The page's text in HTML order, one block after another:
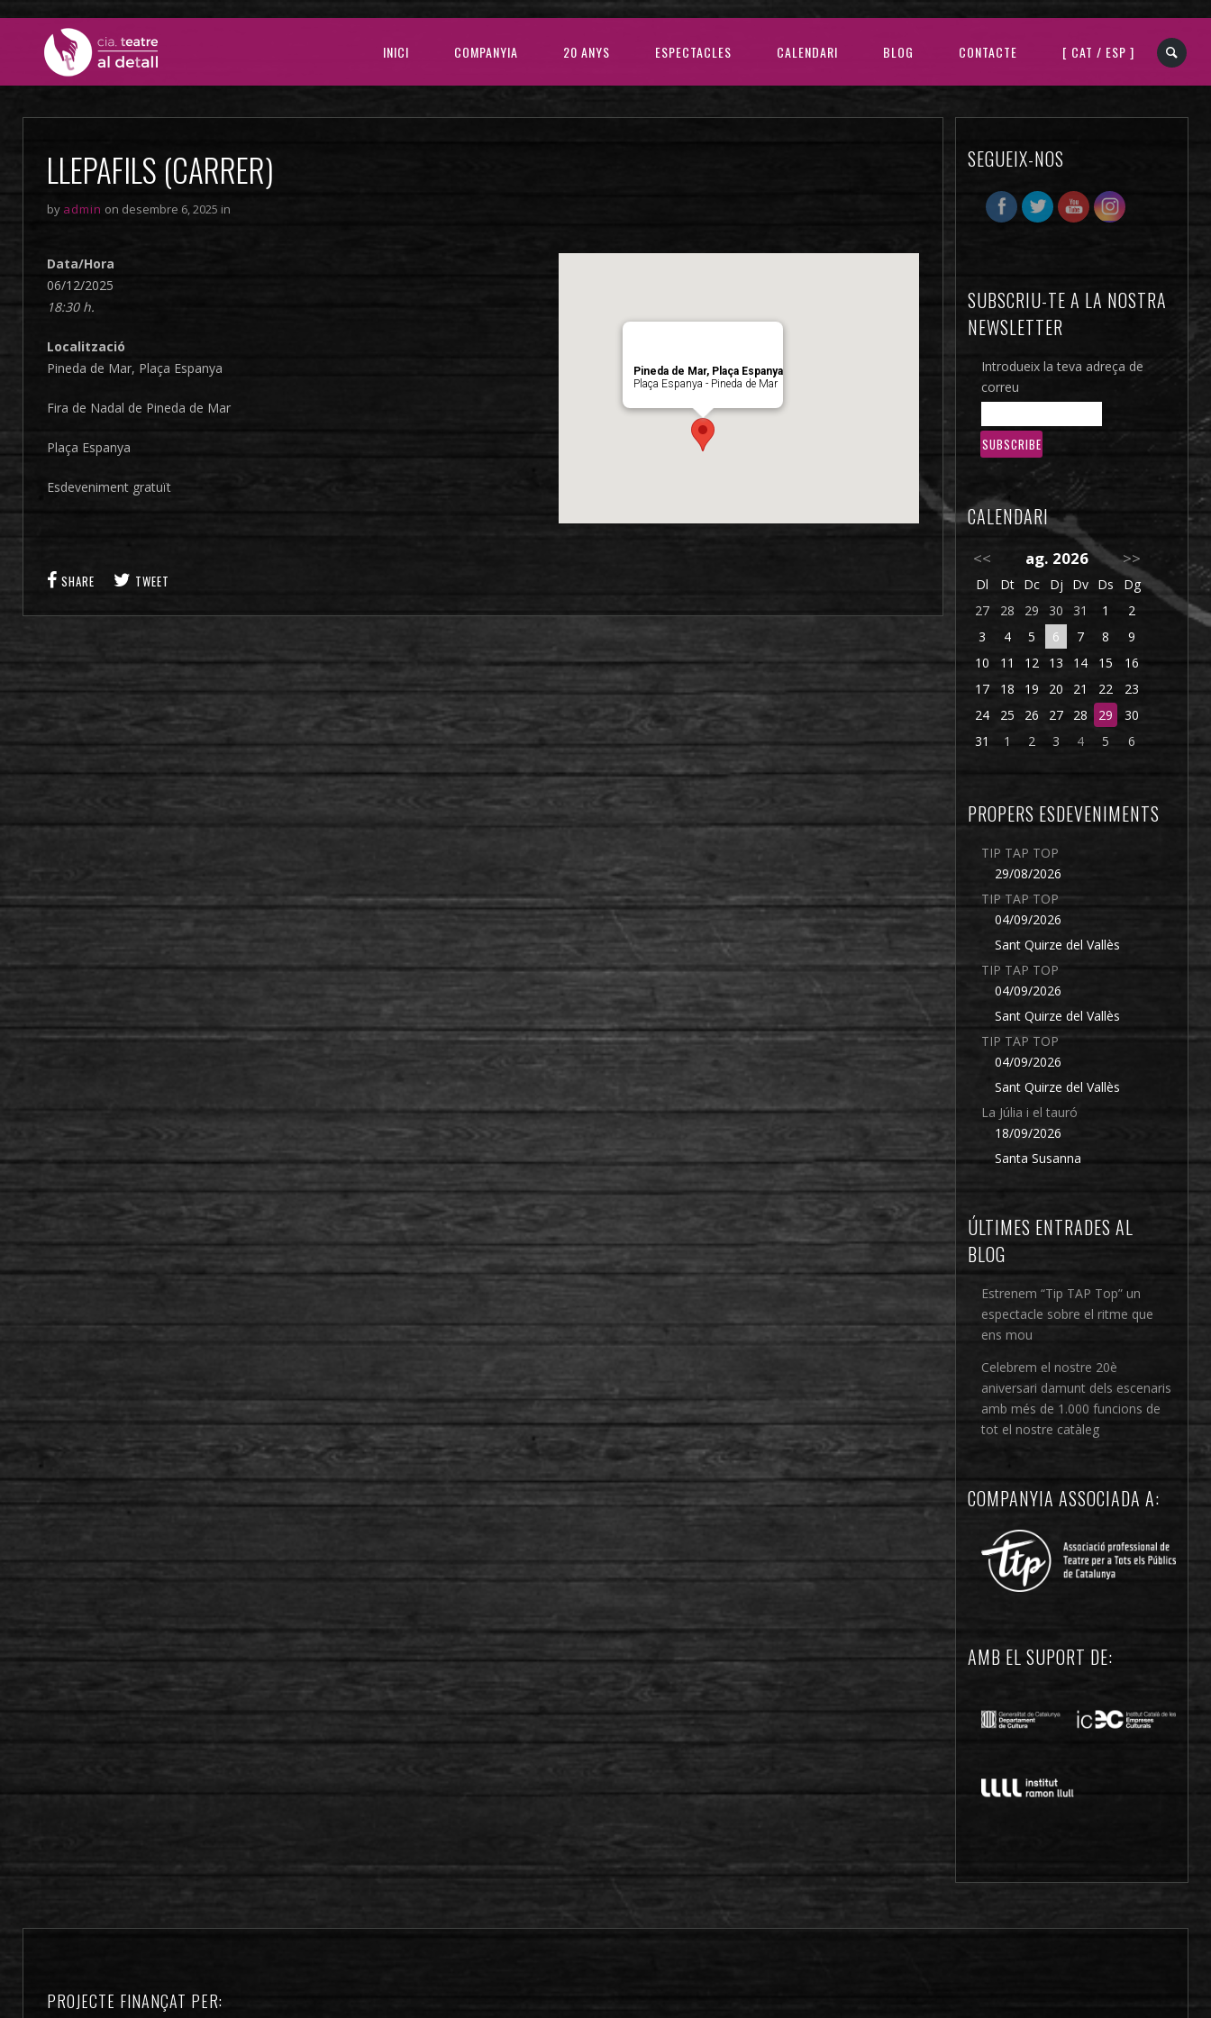
INICI COMPANYIA 20 ANYS ESPECTACLES CALENDARI BLOG CONTACTE [ CAT / ESP ]
LLEPAFILS (CARRER)
by admin on desembre 6, 2025 in
Pineda de Mar, Plaça Espanya
Plaça Espanya - Pineda de Mar
Data/Hora
06/12/2025
18:30 h.
Localització
Pineda de Mar, Plaça Espanya
Fira de Nadal de Pineda de Mar
Plaça Espanya
Esdeveniment gratuït
SHARE TWEET
SEGUEIX-NOS
SUBSCRIU-TE A LA NOSTRA
NEWSLETTER
Introdueix la teva adreça de
correu
CALENDARI
<< ag. 2026 >>
Dl Dt Dc Dj Dv Ds
Dg
27
28 29 30 31 1
2
3
4 5 6 7 8
9
10
11 12 13 14 15
16
17
18 19 20 21 22
23
24
25 26 27 28 29
30
31
1 2 3 4 5 6
PROPERS ESDEVENIMENTS
TIP TAP TOP
29/08/2026
TIP TAP TOP
04/09/2026
Sant Quirze del Vallès
TIP TAP TOP
04/09/2026
Sant Quirze del Vallès
TIP TAP TOP
04/09/2026
Sant Quirze del Vallès
La Júlia i el tauró
18/09/2026
Santa Susanna
ÚLTIMES ENTRADES AL
BLOG
Estrenem “Tip TAP Top” un
espectacle sobre el ritme que
ens mou
Celebrem el nostre 20è
aniversari damunt dels escenaris
amb més de 1.000 funcions de
tot el nostre catàleg
COMPANYIA ASSOCIADA A:
AMB EL SUPORT DE:
PROJECTE FINANÇAT PER: